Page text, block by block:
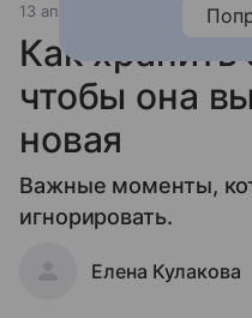
13 апреля 2023
Как хранить
чтобы она
новая
Важные моменты,
игнорировать.
Елена Кулакова